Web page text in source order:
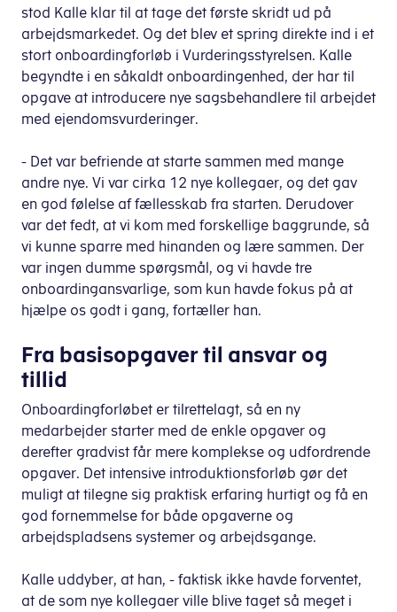
stod Kalle klar til at tage det første skridt ud på
arbejdsmarkedet. Og det blev et spring direkte ind i et
stort onboardingforløb i Vurderingsstyrelsen. Kalle
begyndte i en såkaldt onboardingenhed, der har til
opgave at introducere nye sagsbehandlere til arbejdet
med ejendomsvurderinger.
- Det var befriende at starte sammen med mange
andre nye. Vi var cirka 12 nye kollegaer, og det gav
en god følelse af fællesskab fra starten. Derudover
var det fedt, at vi kom med forskellige baggrunde, så
vi kunne sparre med hinanden og lære sammen. Der
var ingen dumme spørgsmål, og vi havde tre
onboardingansvarlige, som kun havde fokus på at
hjælpe os godt i gang, fortæller han.
Fra basisopgaver til ansvar og
tillid
Onboardingforløbet er tilrettelagt, så en ny
medarbejder starter med de enkle opgaver og
derefter gradvist får mere komplekse og udfordrende
opgaver. Det intensive introduktionsforløb gør det
muligt at tilegne sig praktisk erfaring hurtigt og få en
god fornemmelse for både opgaverne og
arbejdspladsens systemer og arbejdsgange.
Kalle uddyber, at han, - faktisk ikke havde forventet,
at de som nye kollegaer ville blive taget så meget i